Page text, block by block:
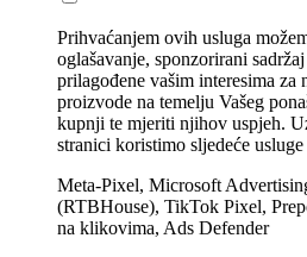
Prihvaćanjem ovih usluga
oglašavanje, sponzorirani
prilagođene vašim interesima za
proizvode na temelju Vašeg
kupnji te mjeriti njihov uspjeh.
stranici koristimo sljedeće usluge
Meta-Pixel, Microsoft
(RTBHouse), TikTok Pixel,
na klikovima, Ads Defender